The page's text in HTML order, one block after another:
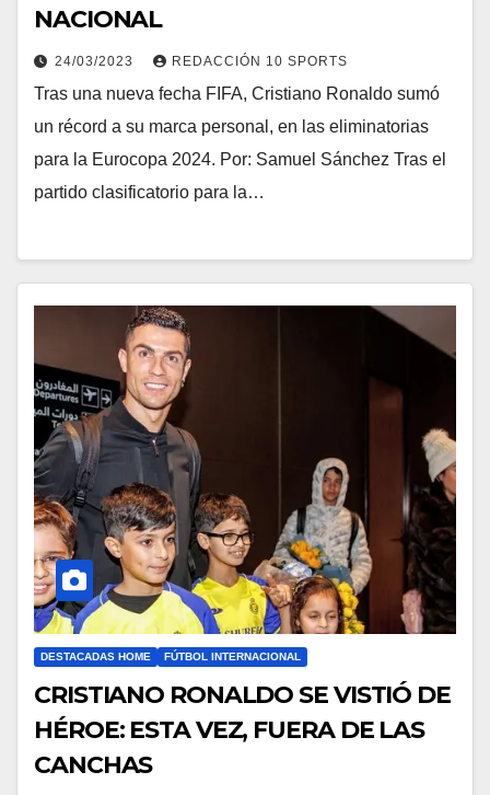
NACIONAL
24/03/2023 REDACCIÓN 10 SPORTS
Tras una nueva fecha FIFA, Cristiano Ronaldo sumó
un récord a su marca personal, en las eliminatorias
para la Eurocopa 2024. Por: Samuel Sánchez Tras el
partido clasificatorio para la…
DESTACADAS HOME FÚTBOL INTERNACIONAL
CRISTIANO RONALDO SE VISTIÓ DE
HÉROE: ESTA VEZ, FUERA DE LAS
CANCHAS